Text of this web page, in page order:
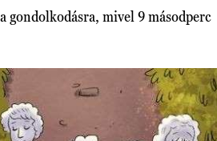
mivel 9 másodperc